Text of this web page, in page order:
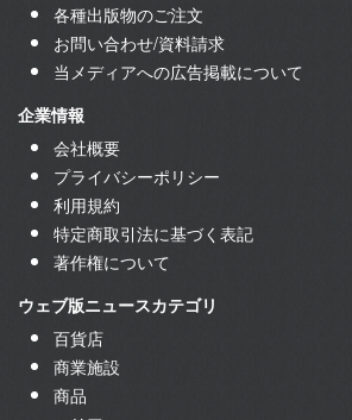
各種出版物のご注文
お問い合わせ/資料請求
当メディアへの広告掲載について
企業情報
会社概要
プライバシーポリシー
利用規約
特定商取引法に基づく表記
著作権について
ウェブ版ニュースカテゴリ
百貨店
商業施設
商品